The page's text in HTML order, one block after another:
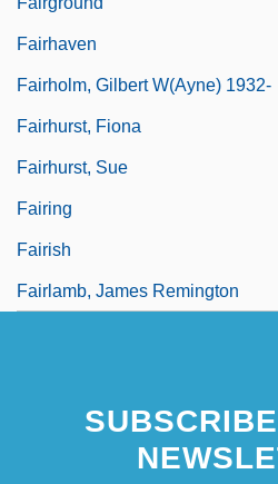
Fairhaven
Fairholm, Gilbert W(ayne) 1932-
Fairhurst, Fiona
Fairhurst, Sue
Fairing
Fairish
Fairlamb, James Remington